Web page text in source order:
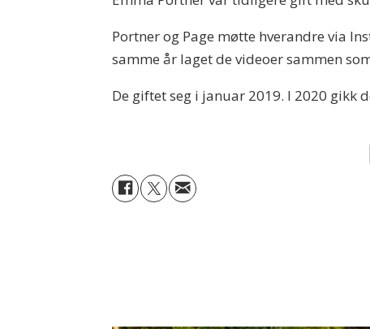
Portner og Page møtte hverandre via
samme år laget de videoer sammen
De giftet seg i januar 2019. I 2020 gikk